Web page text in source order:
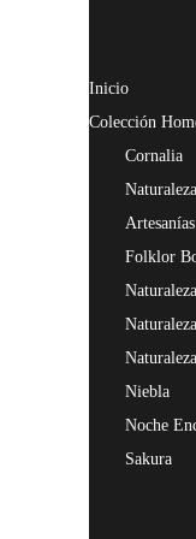
Inicio
Colección
Cornalia
Folklor
Niebla
Noche
Sakura